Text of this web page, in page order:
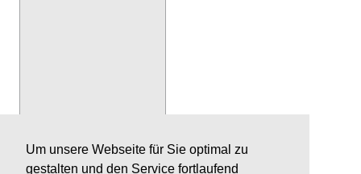
Um unsere Webseite für Sie optimal zu
gestalten und den Service fortlaufend